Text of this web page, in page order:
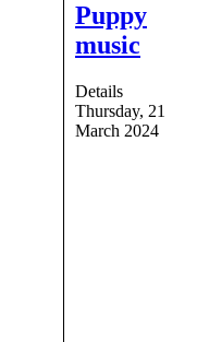
Puppy
music
Details
Thursday, 21
March 2024